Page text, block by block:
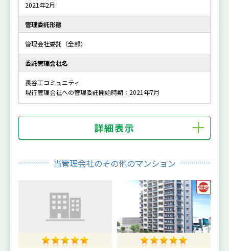
2021年2月
管理委託形態
管理会社委託（全部）
委託管理会社名
長谷工コミュニティ
現行管理会社への管理委託開始時期：2021年7月
詳細表示
当管理会社のその他のマンション